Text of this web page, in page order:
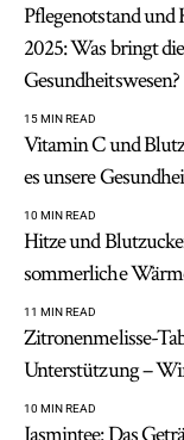
Pflegenotstand und
2025: Was bringt
Gesundheitswesen?
15 MIN READ
Vitamin C und
es unsere
10 MIN READ
Hitze und
sommerliche
11 MIN READ
Zitronenmelisse-
Unterstützung –
10 MIN READ